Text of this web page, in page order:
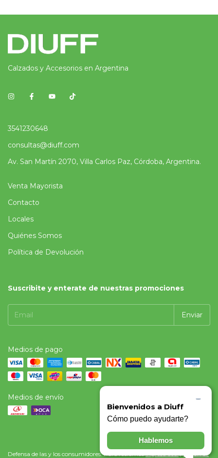
Calzados y Accesorios en Argentina
3541230648
consultas@diuff.com
Av. San Martín 2070, Villa Carlos Paz, Córdoba, Argentina.
Venta Mayorista
Contacto
Locales
Quiénes Somos
Política de Devolución
Suscribite y enterate de nuestras promociones
Medios de pago
Medios de envío
Defensa de las y los consumidores. Para reclamos ingresá acá. / Botón de